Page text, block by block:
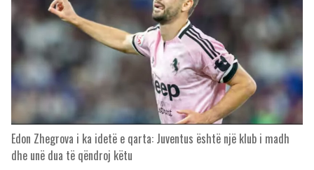
Edon Zhegrova i ka idetë e qarta: Juventus është një klub i madh
dhe unë dua të qëndroj këtu